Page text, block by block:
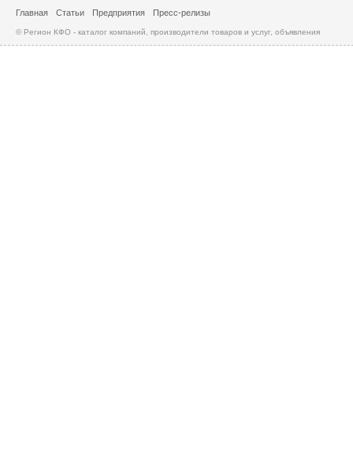
Главная Статьи Предприятия Пресс-релизы
© Регион КФО - каталог компаний, производители товаров и услуг, объявления